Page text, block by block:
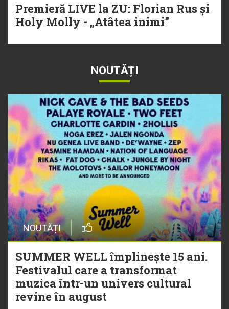
Premieră LIVE la ZU: Florian Rus și
Holy Molly - „Atâtea inimi”
NOUTĂȚI
NOUTĂȚI
SUMMER WELL împlinește 15 ani.
Festivalul care a transformat
muzica într-un univers cultural
revine în august